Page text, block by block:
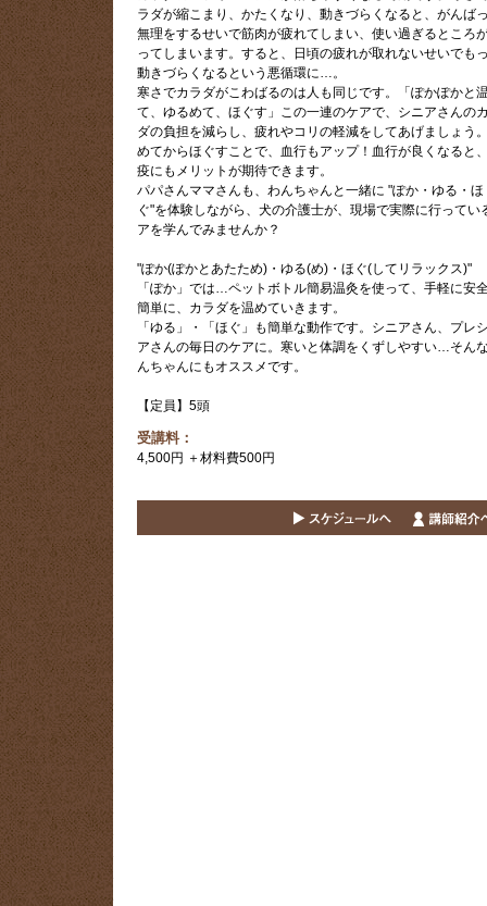
ラダが縮こまり、かたくなり、動きづらくなると、がんば
無理をするせいで筋肉が疲れてしまい、使い過ぎるところ
ってしまいます。すると、日頃の疲れが取れないせいでも
動きづらくなるという悪循環に…。
寒さでカラダがこわばるのは人も同じです。「ぽかぽかと
て、ゆるめて、ほぐす」この一連のケアで、シニアさんの
ダの負担を減らし、疲れやコリの軽減をしてあげましょう
めてからほぐすことで、血行もアップ！血行が良くなると
疫にもメリットが期待できます。
パパさんママさんも、わんちゃんと一緒に "ぽか・ゆる・ほ
ぐ"を体験しながら、犬の介護士が、現場で実際に行ってい
アを学んでみませんか？
"ぽか(ぽかとあたため)・ゆる(め)・ほぐ(してリラックス)"
「ぽか」では…ペットボトル簡易温灸を使って、手軽に安
簡単に、カラダを温めていきます。
「ゆる」・「ほぐ」も簡単な動作です。シニアさん、プレ
アさんの毎日のケアに。寒いと体調をくずしやすい…そん
んちゃんにもオススメです。
【定員】5頭
受講料：
4,500円 ＋材料費500円